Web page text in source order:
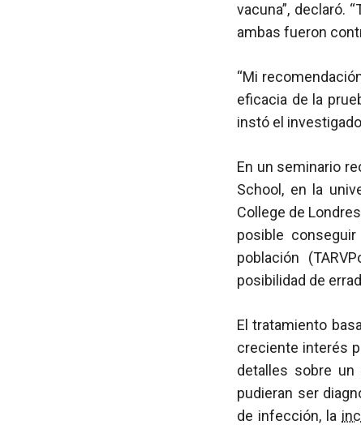
vacuna”, declaró.
ambas fueron
“Mi
eficacia de la
instó el
En un seminario
School, en la
College de
posible
población
posibilidad de
El tratamiento
creciente interés
detalles sobre
pudieran ser
de infección, la